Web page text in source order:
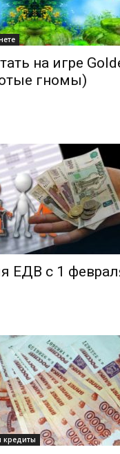
на игре
гномы)
ЕДВ с 1
кредиты